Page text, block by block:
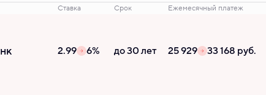
Ставка Срок
Ежемесячный платеж
2.99 6% до 30 лет 25 929 33 168 руб.